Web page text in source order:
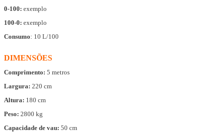
0-100: exemplo
100-0: exemplo
Consumo: 10 L/100
DIMENSÕES
Comprimento: 5 metros
Largura: 220 cm
Altura: 180 cm
Peso: 2800 kg
Capacidade de vau: 50 cm